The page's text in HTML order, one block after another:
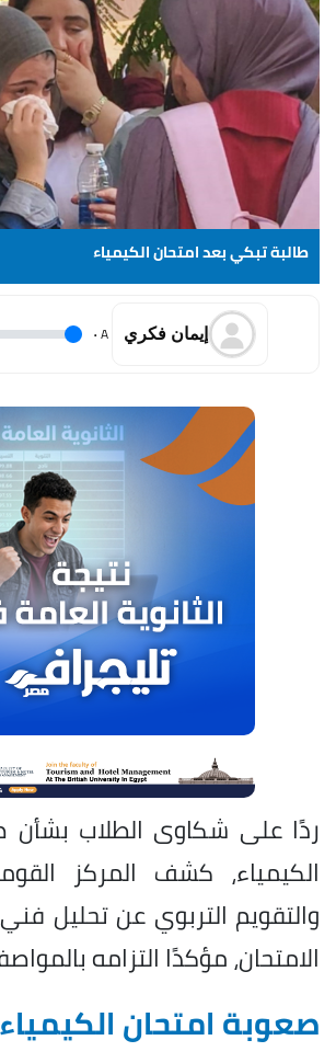
طالبة تبكي بعد امتحان الكيمياء
إيمان فكري A
.
ردًا على شكاوى الطلاب بشأن
الكيمياء، كشف المركز
والتقويم التربوي عن تحليل
الامتحان، مؤكدًا التزامه
صعوبة امتحان الكيمياء